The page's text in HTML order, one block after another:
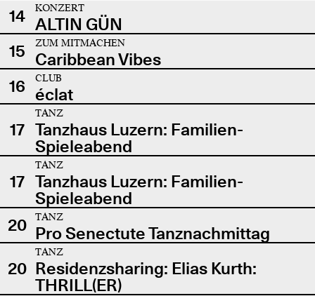
14
KONZERT
ALTIN GÜN
15
ZUM MITMACHEN
Caribbean Vibes
16
CLUB
éclat
17
TANZ
Tanzhaus Luzern: Familien-
Spieleabend
17
TANZ
Tanzhaus Luzern: Familien-
Spieleabend
20
TANZ
Pro Senectute Tanznachmittag
20
TANZ
Residenzsharing: Elias Kurth:
THRILL(ER)